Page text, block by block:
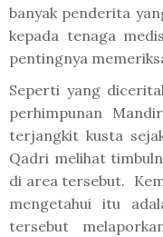
banyak penderita
kepada tenaga
pentingnya
Seperti yang
perhimpunan
terjangkit kusta
Qadri melihat
di area tersebut.
mengetahui itu
tersebut